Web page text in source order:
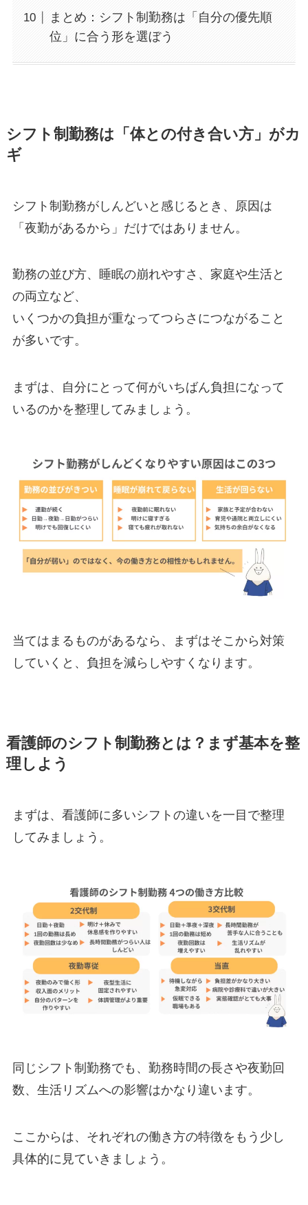
まとめ：シフト制勤務は「自分の優先順
位」に合う形を選ぼう
シフト制勤務は「体との付き合い方」がカ
ギ
シフト制勤務がしんどいと感じるとき、原因は
「夜勤があるから」だけではありません。
勤務の並び方、睡眠の崩れやすさ、家庭や生活と
の両立など、
いくつかの負担が重なってつらさにつながること
が多いです。
まずは、自分にとって何がいちばん負担になって
いるのかを整理してみましょう。
当てはまるものがあるなら、まずはそこから対策
していくと、負担を減らしやすくなります。
看護師のシフト制勤務とは？まず基本を整
理しよう
まずは、看護師に多いシフトの違いを一目で整理
してみましょう。
同じシフト制勤務でも、勤務時間の長さや夜勤回
数、生活リズムへの影響はかなり違います。
ここからは、それぞれの働き方の特徴をもう少し
具体的に見ていきましょう。